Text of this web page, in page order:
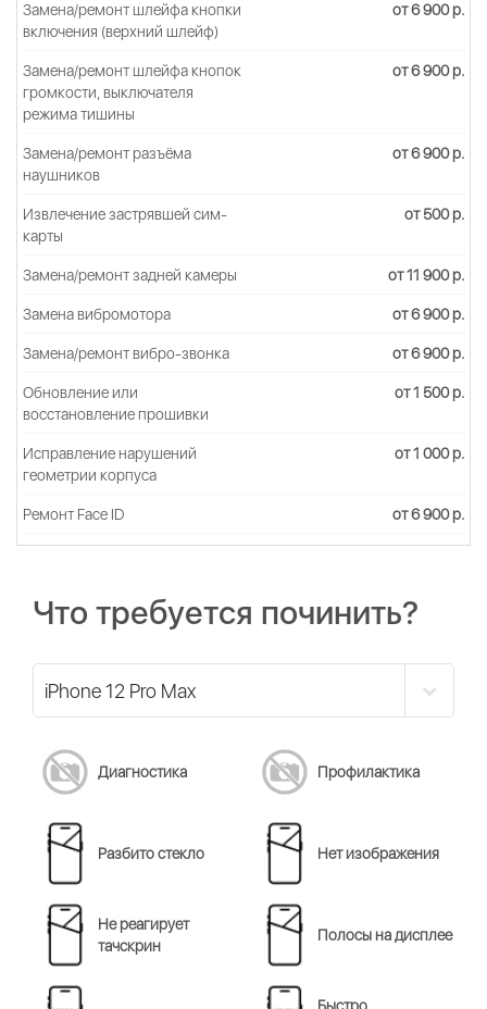
Замена/ремонт шлейфа кнопки
включения (верхний шлейф)
от 6 900 р.
Замена/ремонт шлейфа кнопок
громкости, выключателя
режима тишины
от 6 900 р.
Замена/ремонт разъёма
наушников
от 6 900 р.
Извлечение застрявшей сим-
карты
от 500 р.
Замена/ремонт задней камеры от 11 900 р.
Замена вибромотора от 6 900 р.
Замена/ремонт вибро-звонка от 6 900 р.
Обновление или
восстановление прошивки
от 1 500 р.
Исправление нарушений
геометрии корпуса
от 1 000 р.
Ремонт Face ID от 6 900 р.
Что требуется починить?
Диагностика Профилактика
Разбито стекло Нет изображения
Не реагирует
тачскрин
Полосы на дисплее